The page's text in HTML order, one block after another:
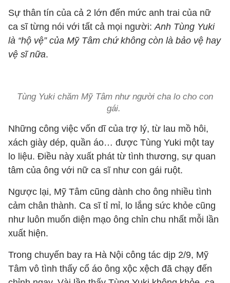
Sự thân tín của cả 2 lớn đến mức anh trai của nữ
ca sĩ từng nói với tất cả mọi người:Anh Tùng Yuki
là “hộ vệ” của Mỹ Tâm chứ không còn là bảo vệ hay
vệ sĩ nữa.
Tùng Yuki chăm Mỹ Tâm như người cha lo cho con
gái.
Những công việc vốn dĩ của trợ lý, từ lau mồ hôi,
xách giày dép, quần áo… được Tùng Yuki một tay
lo liệu. Điều này xuất phát từ tình thương, sự quan
tâm của ông với nữ ca sĩ như con gái ruột.
Ngược lại, Mỹ Tâm cũng dành cho ông nhiều tình
cảm chân thành. Ca sĩ tỉ mỉ, lo lắng sức khỏe cũng
như luôn muốn diện mạo ông chỉn chu nhất mỗi lần
xuất hiện.
Trong chuyến bay ra Hà Nội công tác dịp 2/9, Mỹ
Tâm vô tình thấy cổ áo ông xộc xệch đã chạy đến